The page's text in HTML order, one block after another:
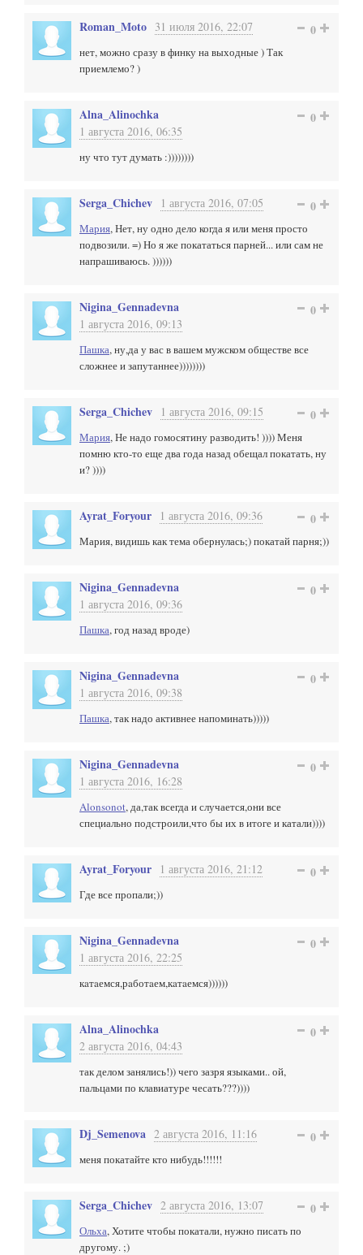
Roman_Moto 31 июля 2016, 22:07 0
нет, можно сразу в финку на выходные ) Так
приемлемо? )
Alna_Alinochka
1 августа 2016, 06:35
0
ну что тут думать :))))))))
Serga_Chichev 1 августа 2016, 07:05 0
Мария, Нет, ну одно дело когда я или меня просто
подвозили. =) Но я же покататься парней... или сам не
напрашиваюсь. ))))))
Nigina_Gennadevna
1 августа 2016, 09:13
0
Пашка, ну,да у вас в вашем мужском обществе все
сложнее и запутаннее))))))))
Serga_Chichev 1 августа 2016, 09:15 0
Мария, Не надо гомосятину разводить! )))) Меня
помню кто-то еще два года назад обещал покатать, ну
и? ))))
Ayrat_Foryour 1 августа 2016, 09:36 0
Мария, видишь как тема обернулась;) покатай парня;))
Nigina_Gennadevna
1 августа 2016, 09:36
0
Пашка, год назад вроде)
Nigina_Gennadevna
1 августа 2016, 09:38
0
Пашка, так надо активнее напоминать)))))
Nigina_Gennadevna
1 августа 2016, 16:28
0
Alonsonot, да,так всегда и случается,они все
специально подстроили,что бы их в итоге и катали))))
Ayrat_Foryour 1 августа 2016, 21:12 0
Где все пропали;))
Nigina_Gennadevna
1 августа 2016, 22:25
0
кaтaемся,рaботaем,кaтaемся))))))
Alna_Alinochka
2 августа 2016, 04:43
0
так делом занялись!)) чего зазря языками.. ой,
пальцами по клавиатуре чесать???))))
Dj_Semenova 2 августа 2016, 11:16 0
меня покатайте кто нибудь!!!!!!
Serga_Chichev 2 августа 2016, 13:07 0
Ольха, Хотите чтобы покатали, нужно писать по
другому. ;)